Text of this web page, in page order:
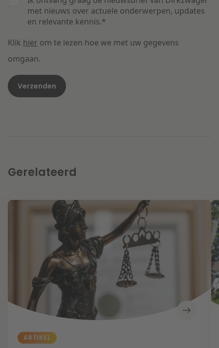
met nieuws over actuele onderwerpen, updates
en relevante kennis.*
Klik hier om te lezen hoe we met uw gegevens
omgaan.
Gerelateerd
ARTIKEL